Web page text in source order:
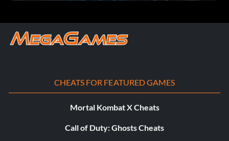
Zielsetzung: Mehr als 1000 Euro Miete kassieren
Zielsetzung: Der Spieler hat bezahlt, um aus dem
Gefängnis zu kommen, wenn er eine "Get out of Jail
CHEATS FOR FEATURED GAMES
Mortal Kombat X Cheats
Call of Duty: Ghosts Cheats